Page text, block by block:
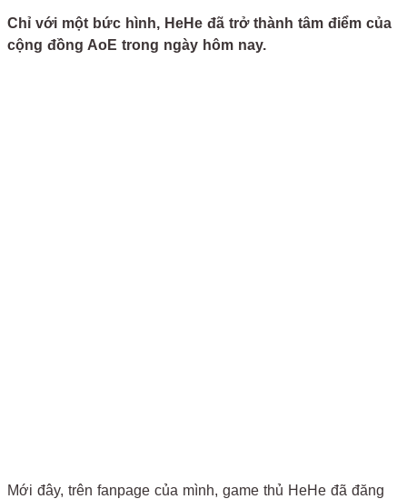
Chỉ với một bức hình, HeHe đã trở thành tâm điểm của
cộng đồng AoE trong ngày hôm nay.
Mới đây, trên fanpage của mình, game thủ HeHe đã đăng